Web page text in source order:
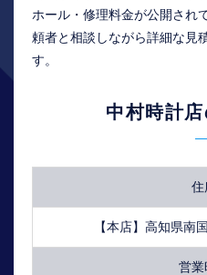
ホール・修理料金が公開され
頼者と相談しながら詳細な見
す。
中村時計
住
【本店】高知県南
営業